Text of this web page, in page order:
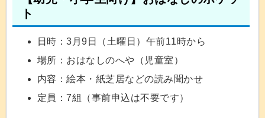
ト
日時：3月9日（土曜日）午前11時から
場所：おはなしのへや（児童室）
内容：絵本・紙芝居などの読み聞かせ
定員：7組（事前申込は不要です）